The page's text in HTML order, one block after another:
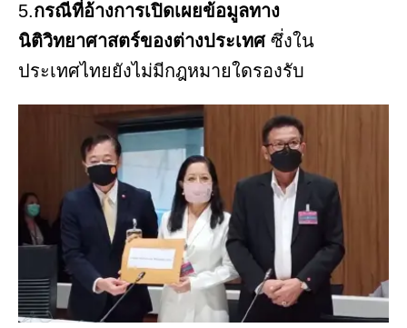
5.กรณีที่อ้างการเปิดเผยข้อมูลทาง
นิติวิทยาศาสตร์ของต่างประเทศซึ่งใน
ประเทศไทยยังไม่มีกฎหมายใดรองรับ